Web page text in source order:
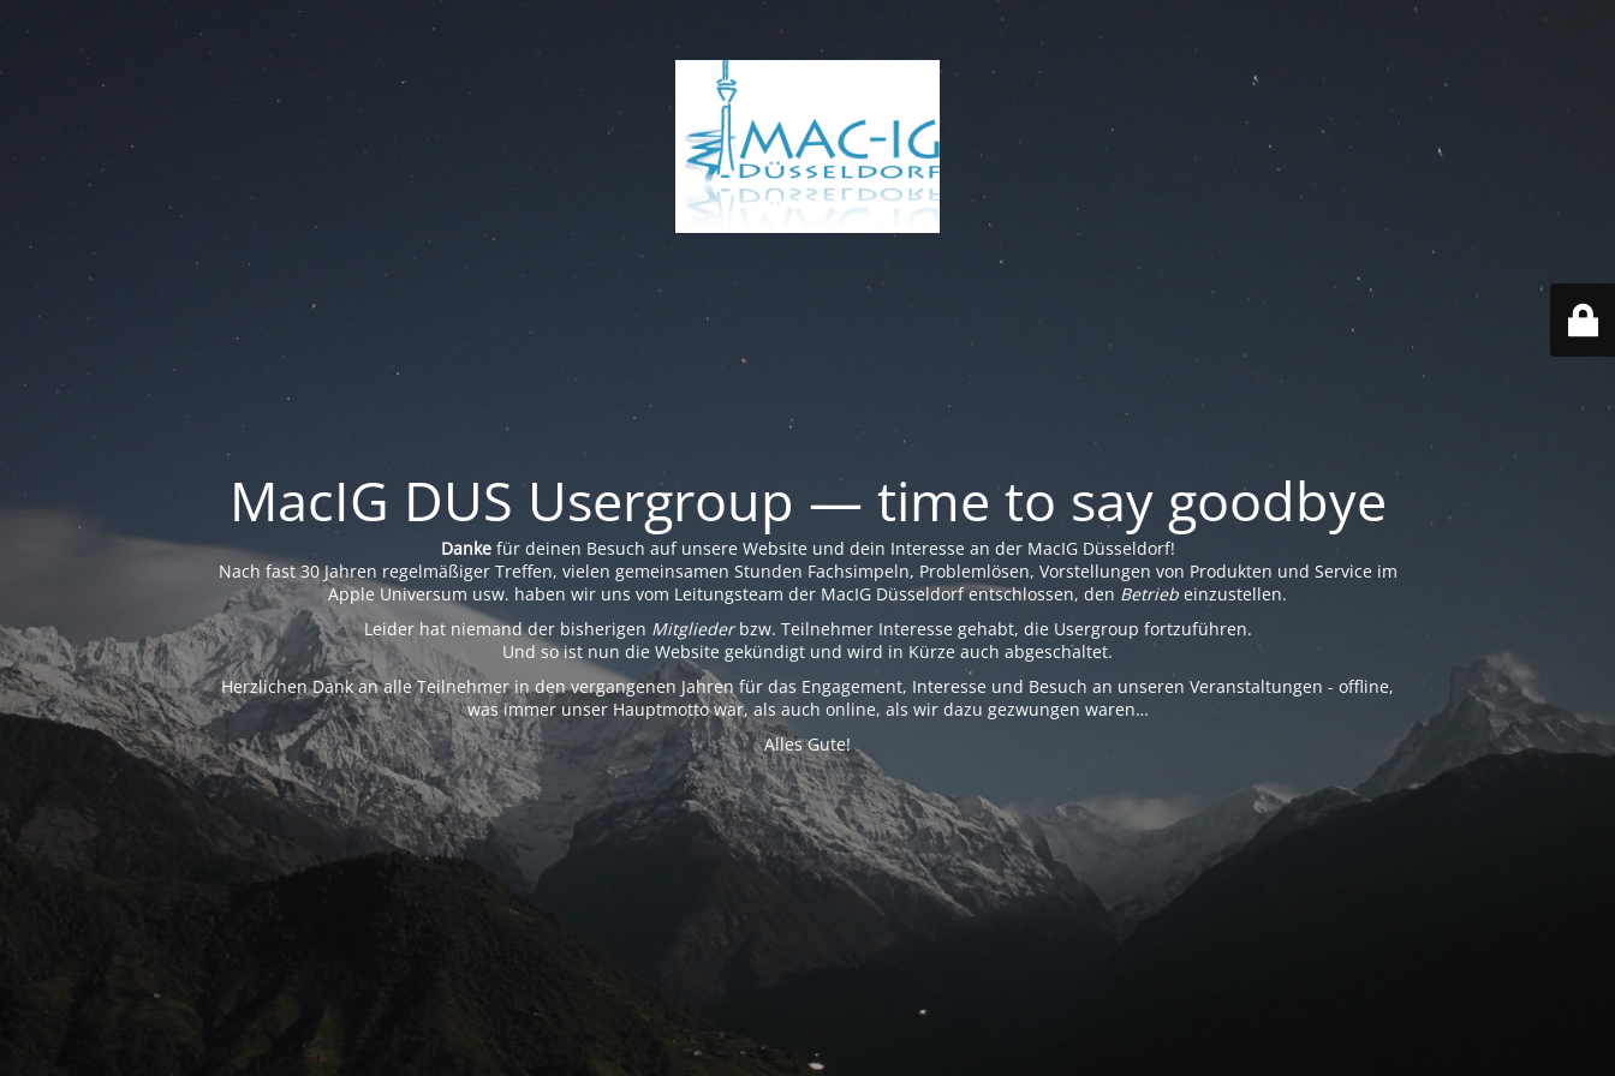
MacIG DUS Usergroup — time to say goodbye
Dankefür deinen Besuch auf unsere Website und dein Interesse an der MacIG Düsseldorf!
Nach fast 30 Jahren regelmäßiger Treffen, vielen gemeinsamen Stunden Fachsimpeln, Problemlösen, Vorstellungen von Produkten und Service im
Apple Universum usw. haben wir uns vom Leitungsteam der MacIG Düsseldorf entschlossen, den Betrieb einzustellen.
Leider hat niemand der bisherigen Mitgliederbzw. Teilnehmer Interesse gehabt, die Usergroup fortzuführen.
Und so ist nun die Website gekündigt und wird in Kürze auch abgeschaltet.
Herzlichen Dank an alle Teilnehmer in den vergangenen Jahren für das Engagement, Interesse und Besuch an unseren Veranstaltungen - offline,
was immer unser Hauptmotto war, als auch online, als wir dazu gezwungen waren…
Alles Gute!